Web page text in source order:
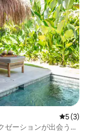
レビュー
5 (3)
ーションが出会う場